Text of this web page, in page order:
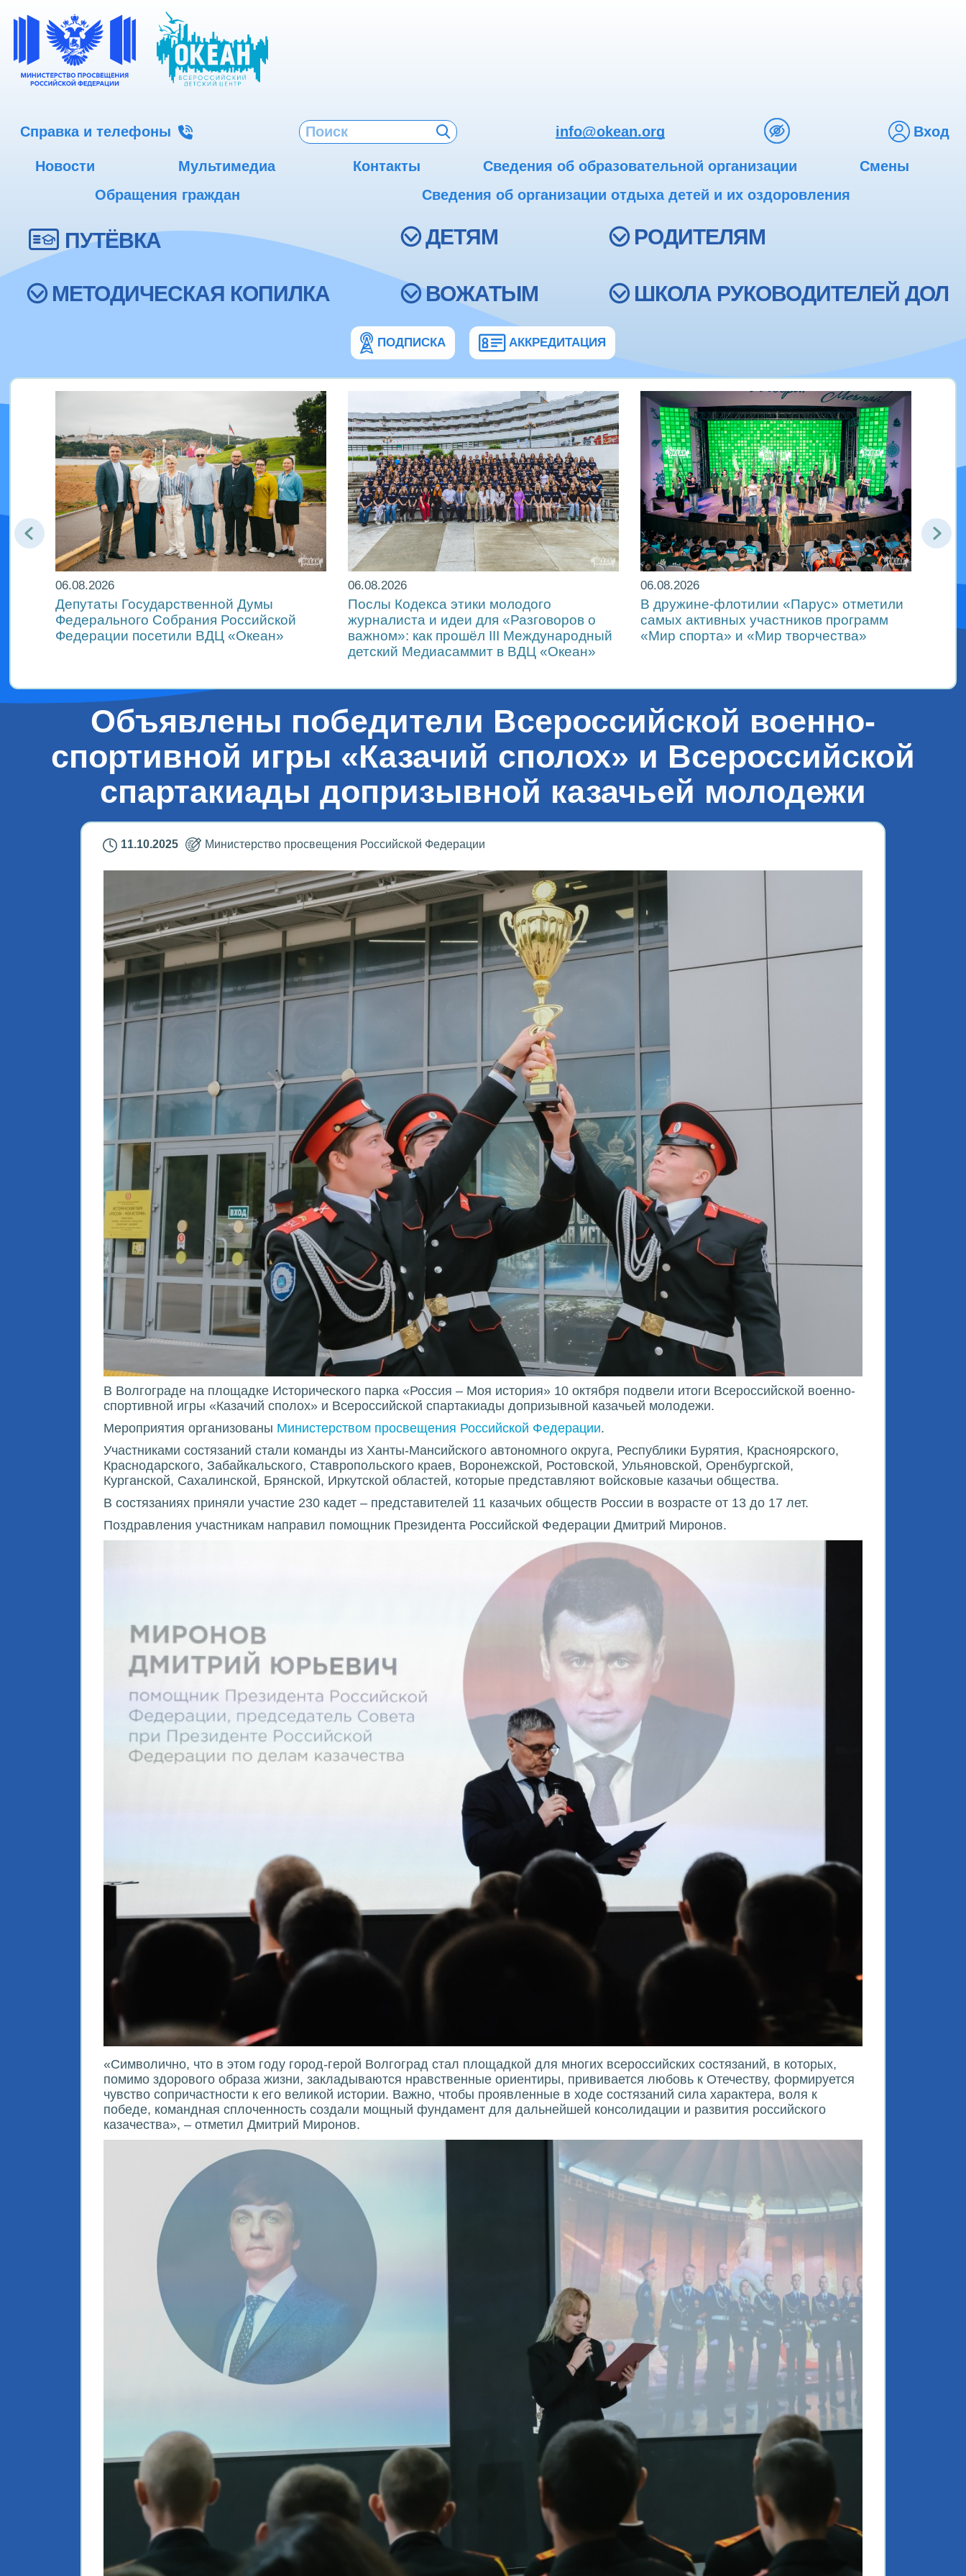
Справка и телефоны info@okean.org Вход
Новости Мультимедиа Контакты Сведения об образовательной организации
Смены
Обращения граждан
Сведения об организации отдыха детей и их оздоровления
ПУТЁВКА ДЕТЯМ РОДИТЕЛЯМ
МЕТОДИЧЕСКАЯ КОПИЛКА ВОЖАТЫМ ШКОЛА РУКОВОДИТЕЛЕЙ ДОЛ
ПОДПИСКА АККРЕДИТАЦИЯ
06.08.2026
Депутаты Государственной Думы
Федерального Собрания Российской
Федерации посетили ВДЦ «Океан»
06.08.2026
Послы Кодекса этики молодого
журналиста и идеи для «Разговоров о
важном»: как прошёл ІІІ Международный
детский Медиасаммит в ВДЦ «Океан»
06.08.2026
В дружине-флотилии «Парус» отметили
самых активных участников программ
«Мир спорта» и «Мир творчества»
Объявлены победители Всероссийской военно-
спортивной игры «Казачий сполох» и Всероссийской
спартакиады допризывной казачьей молодежи
11.10.2025 Министерство просвещения Российской Федерации
В Волгограде на площадке Исторического парка «Россия – Моя история» 10 октября подвели итоги Всероссийской военно-
спортивной игры «Казачий сполох» и Всероссийской спартакиады допризывной казачьей молодежи.
Мероприятия организованы Министерством просвещения Российской Федерации.
Участниками состязаний стали команды из Ханты-Мансийского автономного округа, Республики Бурятия, Красноярского,
Краснодарского, Забайкальского, Ставропольского краев, Воронежской, Ростовской, Ульяновской, Оренбургской,
Курганской, Сахалинской, Брянской, Иркутской областей, которые представляют войсковые казачьи общества.
В состязаниях приняли участие 230 кадет – представителей 11 казачьих обществ России в возрасте от 13 до 17 лет.
Поздравления участникам направил помощник Президента Российской Федерации Дмитрий Миронов.
«Символично, что в этом году город-герой Волгоград стал площадкой для многих всероссийских состязаний, в которых,
помимо здорового образа жизни, закладываются нравственные ориентиры, прививается любовь к Отечеству, формируется
чувство сопричастности к его великой истории. Важно, чтобы проявленные в ходе состязаний сила характера, воля к
победе, командная сплоченность создали мощный фундамент для дальнейшей консолидации и развития российского
казачества», – отметил Дмитрий Миронов.